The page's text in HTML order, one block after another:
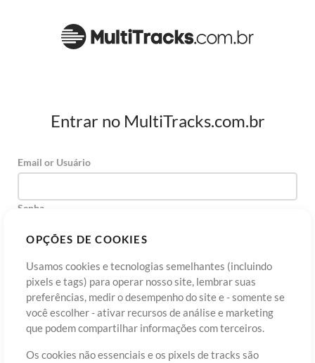
OPÇÕES DE COOKIES
Usamos cookies e tecnologias semelhantes (incluindo
pixels e tags) para operar nosso site, lembrar suas
preferências, medir o desempenho do site e - somente se
você escolher - ativar recursos de análise e marketing
que podem compartilhar informações com terceiros.
Os cookies não essenciais e os pixels de tracks são
Entrar no MultiTracks.com.br
Email or Usuário
Senha
Cadastre-seEsqueceu sua senha?
Termos de Uso Política de Privacidade
Preferências de
Contato
©2006-2026 por MultiTracks LLC. Todos os Direitos Reservados.